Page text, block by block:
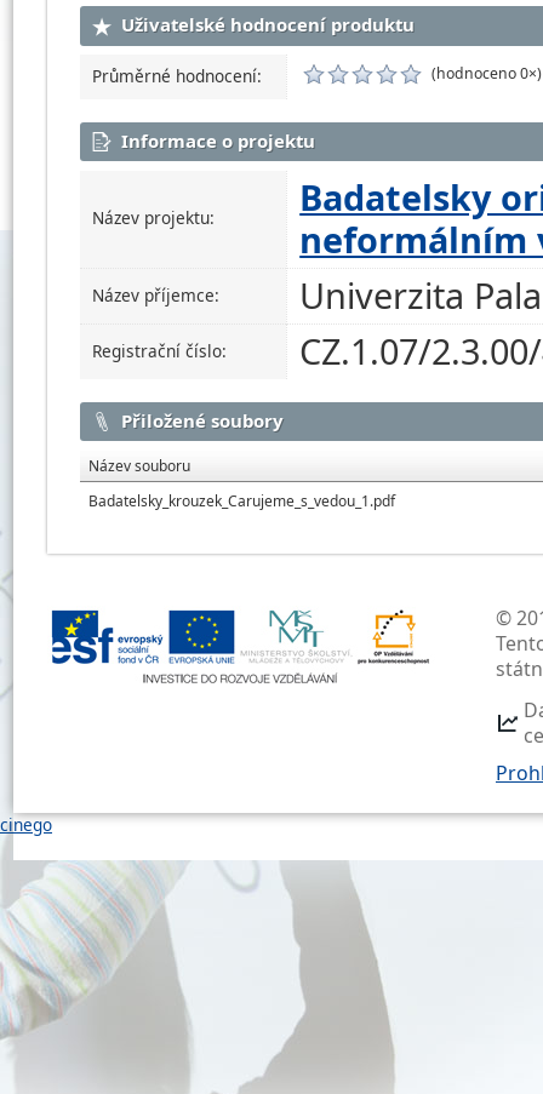
Uživatelské hodnocení produktu
Průměrné hodnocení: (hodnoceno 0×)
Informace o projektu
Název projektu:
Badatelsky
neformálním
Název příjemce: Univerzita
Registrační číslo: CZ.1.07/
Přiložené soubory
Název souboru
Badatelsky_krouzek_Carujeme_s_vedou_1.pdf
©
cinego